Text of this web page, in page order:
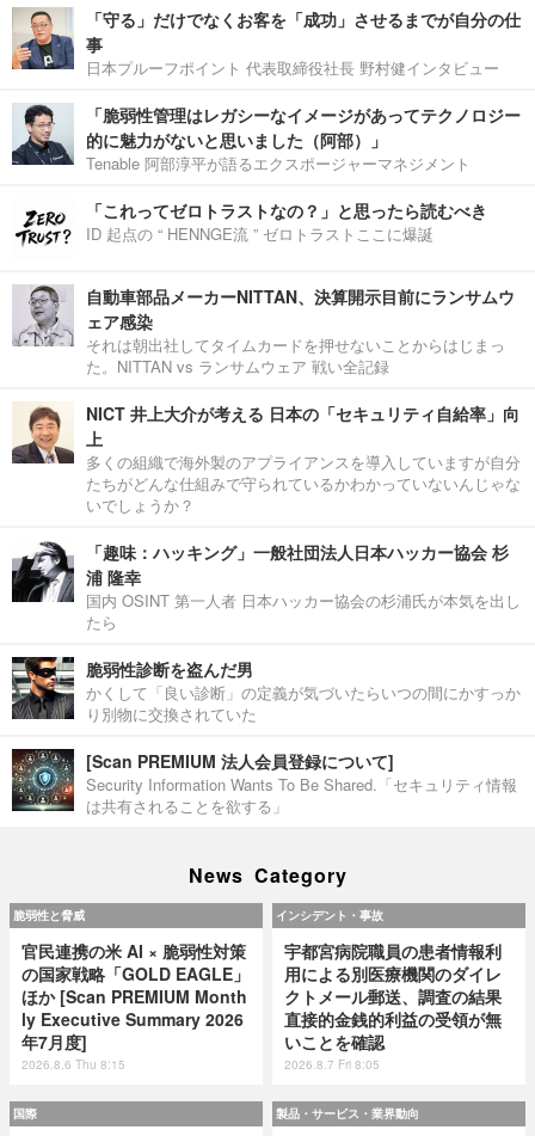
「守る」だけでなくお客を「成功」させるまでが自分の仕
事
日本プルーフポイント 代表取締役社長 野村健インタビュー
「脆弱性管理はレガシーなイメージがあってテクノロジー
的に魅力がないと思いました（阿部）」
Tenable 阿部淳平が語るエクスポージャーマネジメント
「これってゼロトラストなの？」と思ったら読むべき
ID 起点の “ HENNGE流 ” ゼロトラストここに爆誕
自動車部品メーカーNITTAN、決算開示目前にランサムウ
ェア感染
それは朝出社してタイムカードを押せないことからはじまっ
た。NITTAN vs ランサムウェア 戦い全記録
NICT 井上大介が考える 日本の「セキュリティ自給率」向
上
多くの組織で海外製のアプライアンスを導入していますが自分
たちがどんな仕組みで守られているかわかっていないんじゃな
いでしょうか？
「趣味：ハッキング」一般社団法人日本ハッカー協会 杉
浦 隆幸
国内 OSINT 第一人者 日本ハッカー協会の杉浦氏が本気を出し
たら
脆弱性診断を盗んだ男
かくして「良い診断」の定義が気づいたらいつの間にかすっか
り別物に交換されていた
[Scan PREMIUM 法人会員登録について]
Security Information Wants To Be Shared.「セキュリティ情報
は共有されることを欲する」
News Category
脆弱性と脅威
官民連携の米 AI × 脆弱性対策
の国家戦略「GOLD EAGLE」
ほか [Scan PREMIUM Month
ly Executive Summary 2026
年7月度]
2026.8.6 Thu 8:15
インシデント・事故
宇都宮病院職員の患者情報利
用による別医療機関のダイレ
クトメール郵送、調査の結果
直接的金銭的利益の受領が無
いことを確認
2026.8.7 Fri 8:05
国際 製品・サービス・業界動向